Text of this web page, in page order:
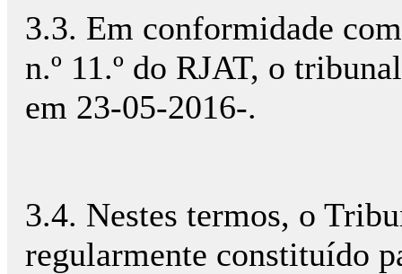
3.3. Em conformidade
n.º 11.º do RJAT, o
em 23-05-2016-.
3.4. Nestes termos, o
regularmente constituído